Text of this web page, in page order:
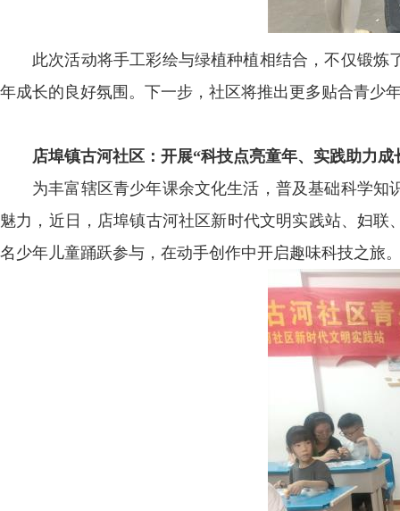
此次活动将手工彩绘与绿植种植相结合，不仅锻
年成长的良好氛围。下一步，社区将推出更多贴合青少
店埠镇古河社区：开展“科技点亮童年、实践助力成
为丰富辖区青少年课余文化生活，普及基础科学
魅力，近日，店埠镇古河社区新时代文明实践站、妇
名少年儿童踊跃参与，在动手创作中开启趣味科技之旅